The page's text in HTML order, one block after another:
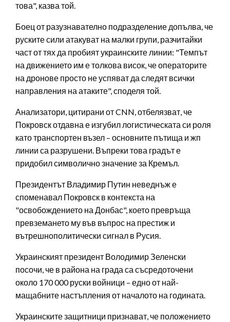
това", казва той.
Боец от разузнавателно подразделение допълва, че
руските сили атакуват на малки групи, разчитайки
част от тях да пробият украинските линии: "Темпът
на движението им е толкова висок, че операторите
на дронове просто не успяват да следят всички
направления на атаките", споделя той.
Анализатори, цитирани от CNN, отбелязват, че
Покровск отдавна е изгубил логистическата си роля
като транспортен възел – основните пътища и жп
линии са разрушени. Въпреки това градът е
придобил символично значение за Кремъл.
Президентът Владимир Путин неведнъж е
споменавал Покровск в контекста на
"освобождението на Донбас", което превръща
превземането му във въпрос на престиж и
вътрешнополитически сигнал в Русия.
Украинският президент Володимир Зеленски
посочи, че в района на града са съсредоточени
около 170 000 руски войници – едно от най-
мащабните настъпления от началото на годината.
Украинските защитници признават, че положението